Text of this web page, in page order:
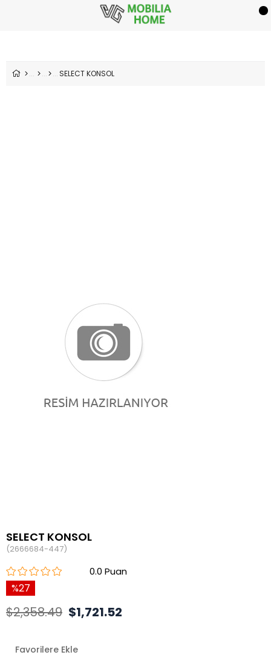
SELECT KONSOL
SELECT KONSOL
(2666684-447)
0.0
27
$2,358.49 $1,721.52
Favorilere Ekle